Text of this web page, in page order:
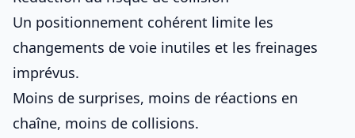
Un positionnement cohérent limite les
changements de voie inutiles et les freinages
imprévus.
Moins de surprises, moins de réactions en
chaîne, moins de collisions.